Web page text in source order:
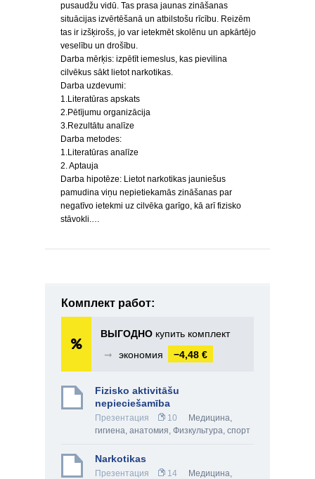
pusaudžu vidū. Tas prasa jaunas zināšanas
situācijas izvērtēšanā un atbilstošu rīcību. Reizēm
tas ir izšķirošs, jo var ietekmēt skolēnu un apkārtējo
veselību un drošību.
Darba mērķis: izpētīt iemeslus, kas pievilina
cilvēkus sākt lietot narkotikas.
Darba uzdevumi:
1.Literatūras apskats
2.Pētījumu organizācija
3.Rezultātu analīze
Darba metodes:
1.Literatūras analīze
2. Aptauja
Darba hipotēze: Lietot narkotikas jauniešus
pamudina viņu nepietiekamās zināšanas par
negatīvo ietekmi uz cilvēka garīgo, kā arī fizisko
stāvokli.…
Комплект работ:
ВЫГОДНО купить комплект
➞
экономия −4,48 €
Fizisko aktivitāšu
nepieciešamība
Презентация 10
Медицина,
гигиена, анатомия, Физкультура, спорт
Narkotikas
Презентация 14
Медицина,